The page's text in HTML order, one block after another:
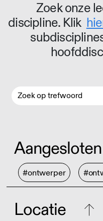
Zoek onze
discipline. Klik
#ontwerper
Locatie